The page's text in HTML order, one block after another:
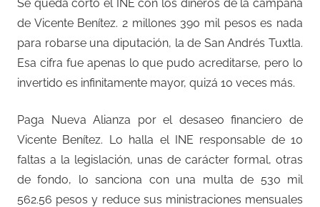
Se queda corto el INE con los dineros de la campaña
de Vicente Benítez. 2 millones 390 mil pesos es nada
para robarse una diputación, la de San Andrés Tuxtla.
Esa cifra fue apenas lo que pudo acreditarse, pero lo
invertido es infinitamente mayor, quizá 10 veces más.
Paga Nueva Alianza por el desaseo financiero de
Vicente Benítez. Lo halla el INE responsable de 10
faltas a la legislación, unas de carácter formal, otras
de fondo, lo sanciona con una multa de 530 mil
562.56 pesos y reduce sus ministraciones mensuales